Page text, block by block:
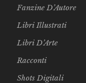
Fanzine D’Autore
Libri Illustrati
Libri D’Arte
Racconti
Shots Digitali